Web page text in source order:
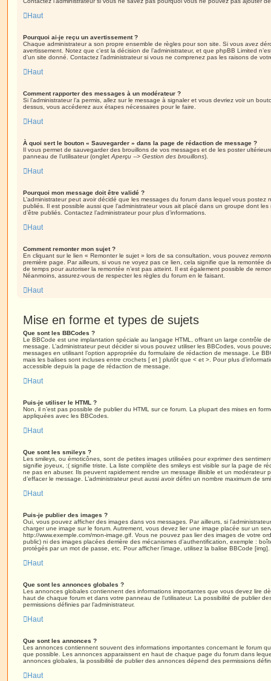
Haut
Pourquoi ai-je reçu un avertissement ?
Chaque administrateur a son propre ensemble de règles pour son site. Si vous avez
avertissement. Notez que c’est la décision de l’administrateur, et que phpBB Limited
d’un site donné. Contactez l’administrateur si vous ne comprenez pas les raisons de
Haut
Comment rapporter des messages à un modérateur ?
Si l’administrateur l’a permis, allez sur le message à signaler et vous devriez voir un
dessus, vous accéderez aux étapes nécessaires pour le faire.
Haut
À quoi sert le bouton « Sauvegarder » dans la page de rédaction de message ?
Il vous permet de sauvegarder des brouillons de vos messages et de les poster
panneau de l’utilisateur (onglet Aperçu --> Gestion des brouillons).
Haut
Pourquoi mon message doit être validé ?
L’administrateur peut avoir décidé que les messages du forum dans lequel vous postez
publiés. Il est possible aussi que l’administrateur vous ait placé dans un groupe dont
d’être publiés. Contactez l’administrateur pour plus d’informations.
Haut
Comment remonter mon sujet ?
En cliquant sur le lien « Remonter le sujet » lors de sa consultation, vous pouvez
première page. Par ailleurs, si vous ne voyez pas ce lien, cela signifie que la remontée
de temps pour autoriser la remontée n’est pas atteint. Il est également possible de
Néanmoins, assurez-vous de respecter les règles du forum en le faisant.
Haut
Mise en forme et types de sujets
Que sont les BBCodes ?
Le BBCode est une implantation spéciale au langage HTML, offrant un large contrôle
message. L’administrateur peut décider si vous pouvez utiliser les BBCodes, vous
messages en utilisant l’option appropriée du formulaire de rédaction de message. Le
mais les balises sont incluses entre crochets [ et ] plutôt que < et >. Pour plus
accessible depuis la page de rédaction de message.
Haut
Puis-je utiliser le HTML ?
Non, il n’est pas possible de publier du HTML sur ce forum. La plupart des mises en
appliquées avec les BBCodes.
Haut
Que sont les smileys ?
Les smileys, ou émoticônes, sont de petites images utilisées pour exprimer des
signifie joyeux, :( signifie triste. La liste complète des smileys est visible sur la page de
ne pas en abuser. Ils peuvent rapidement rendre un message illisible et un modérateur
d’effacer le message. L’administrateur peut aussi avoir défini un nombre maximum de
Haut
Puis-je publier des images ?
Oui, vous pouvez afficher des images dans vos messages. Par ailleurs, si
charger une image sur le forum. Autrement, vous devez lier une image placée sur un
http://www.exemple.com/mon-image.gif. Vous ne pouvez pas lier des images de votre
public) ni des images placées derrière des mécanismes d’authentification, exemple :
protégés par un mot de passe, etc. Pour afficher l’image, utilisez la balise BBCode [img].
Haut
Que sont les annonces globales ?
Les annonces globales contiennent des informations importantes que vous devez lire
haut de chaque forum et dans votre panneau de l’utilisateur. La possibilité de publier
permissions définies par l’administrateur.
Haut
Que sont les annonces ?
Les annonces contiennent souvent des informations importantes concernant le forum
que possible. Les annonces apparaissent en haut de chaque page du forum dans
annonces globales, la possibilité de publier des annonces dépend des permissions
Haut